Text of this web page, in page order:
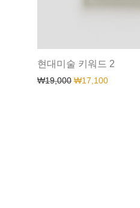
현대미술 키워드 2
₩19,000 ₩17,100